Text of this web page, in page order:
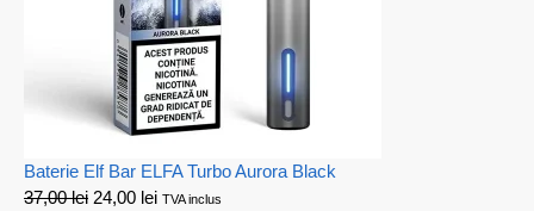
Baterie Elf Bar ELFA Turbo Aurora Black
37,00lei 24,00 lei TVA inclus